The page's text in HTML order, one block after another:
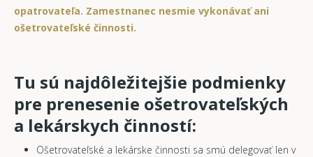
opatrovateľa. Zamestnanec nesmie vykonávať ani
ošetrovateľské činnosti.
Tu sú najdôležitejšie podmienky
pre prenesenie ošetrovateľských
a lekárskych činností:
Ošetrovateľské a lekárske činnosti sa smú delegovať len v